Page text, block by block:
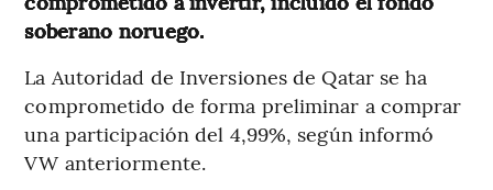
soberano noruego.
La Autoridad de Inversiones de Qatar se ha
comprometido de forma preliminar a comprar
una participación del 4,99%, según informó
VW anteriormente.